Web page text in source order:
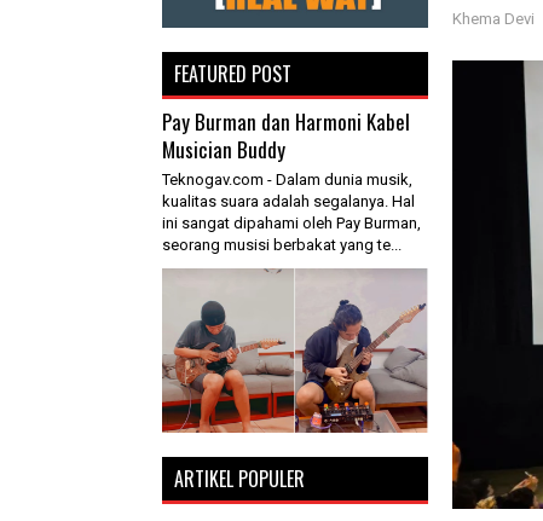
Khema Devi
FEATURED POST
Pay Burman dan Harmoni Kabel
Musician Buddy
Teknogav.com - Dalam dunia musik,
kualitas suara adalah segalanya. Hal
ini sangat dipahami oleh Pay Burman,
seorang musisi berbakat yang te...
ARTIKEL POPULER